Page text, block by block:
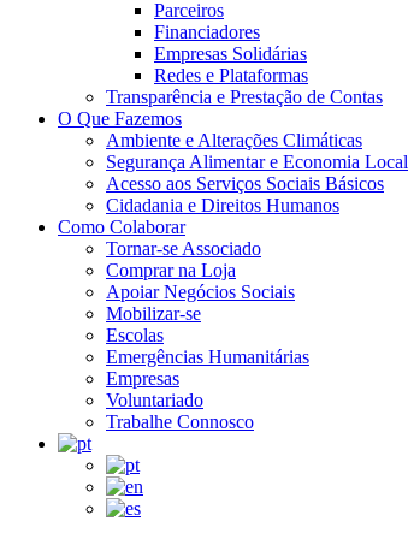
Parceiros
Financiadores
Empresas Solidárias
Redes e Plataformas
Transparência e Prestação de Contas
O Que Fazemos
Ambiente e Alterações Climáticas
Segurança Alimentar e Economia Local
Acesso aos Serviços Sociais Básicos
Cidadania e Direitos Humanos
Como Colaborar
Tornar-se Associado
Comprar na Loja
Apoiar Negócios Sociais
Mobilizar-se
Escolas
Emergências Humanitárias
Empresas
Voluntariado
Trabalhe Connosco